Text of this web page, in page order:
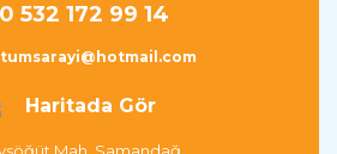
0 532 172 99 14
Haritada Gör